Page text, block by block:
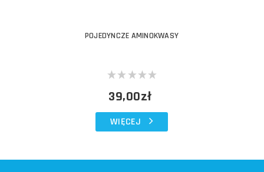
POJEDYNCZE AMINOKWASY
39,00zł
WIĘCEJ